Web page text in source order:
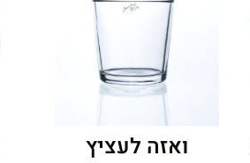
ואזה לעציץ